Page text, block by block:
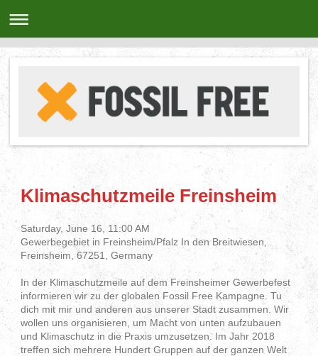
Klimaschutzmeile Freinsheim
Saturday, June 16, 11:00 AM
Gewerbegebiet in Freinsheim/Pfalz In den Breitwiesen,
Freinsheim, 67251, Germany
In der Klimaschutzmeile auf dem Freinsheimer Gewerbefest
informieren wir zu der globalen Fossil Free Kampagne. Tu
dich mit mir und anderen aus unserer Stadt zusammen. Wir
wollen uns organisieren, um Macht von unten aufzubauen
und Klimaschutz in die Praxis umzusetzen. Im Jahr 2018
treffen sich mehrere Hundert Gruppen auf der ganzen Welt